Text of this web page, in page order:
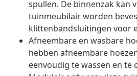
spullen. De binnenzak kan
tuinmeubilair worden
klittenbandsluitingen voor
Afneembare en wasbare
hebben afneembare
eenvoudig te wassen en te